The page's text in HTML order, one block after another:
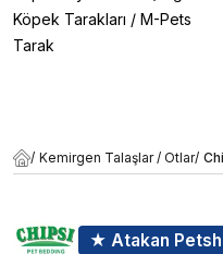
Köpek Tarakları / M-Pets
Tarak
/ Kemirgen Talaşlar / Otlar/
★ Atakan